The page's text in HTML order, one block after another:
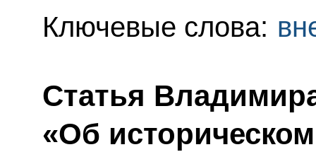
Ключевые слова:
Статья
«Об